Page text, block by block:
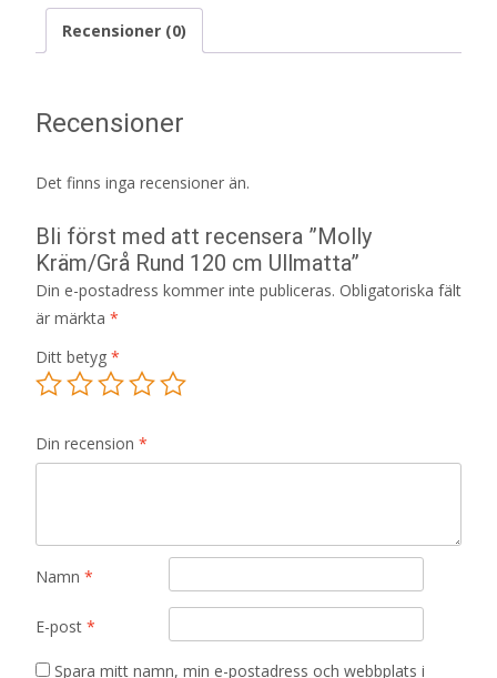
Recensioner (0)
Recensioner
Det finns inga recensioner än.
Bli först med att recensera ”Molly
Kräm/Grå Rund 120 cm Ullmatta”
Din e-postadress kommer inte publiceras. Obligatoriska fält
är märkta *
Ditt betyg *
Din recension *
Namn *
E-post *
Spara mitt namn, min e-postadress och webbplats i